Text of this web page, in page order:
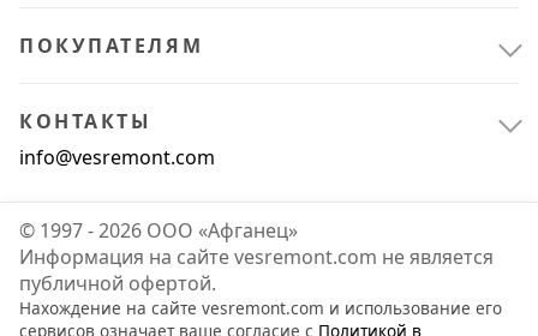
ПОКУПАТЕЛЯМ
КОНТАКТЫ
info@vesremont.com
© 1997 - 2026 ООО «Афганец»
Информация на сайте vesremont.com не является
публичной офертой.
Нахождение на сайте vesremont.com и использование его
сервисов означает ваше согласие с Политикой в